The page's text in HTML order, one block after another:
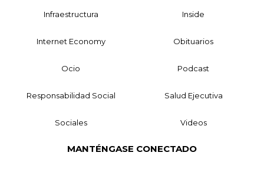
Infraestructura Inside
Internet Economy Obituarios
Ocio Podcast
Responsabilidad Social Salud Ejecutiva
Sociales Videos
MANTÉNGASE CONECTADO